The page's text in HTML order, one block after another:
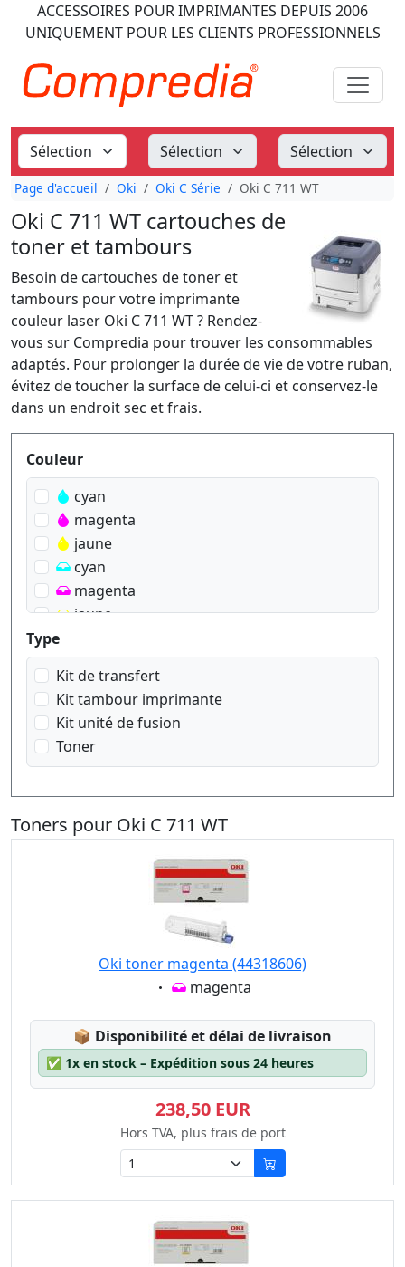
ACCESSOIRES POUR IMPRIMANTES DEPUIS 2006
UNIQUEMENT POUR LES CLIENTS PROFESSIONNELS
Page d'accueil Oki Oki C Série Oki C 711 WT
Oki C 711 WT cartouches de
toner et tambours
Besoin de cartouches de toner et
tambours pour votre imprimante
couleur laser Oki C 711 WT ? Rendez-
vous sur Compredia pour trouver les consommables
adaptés. Pour prolonger la durée de vie de votre ruban,
évitez de toucher la surface de celui-ci et conservez-le
dans un endroit sec et frais.
Produktfilter
Couleur
cyan
magenta
jaune
cyan
magenta
jaune
Type
Kit de transfert
Kit tambour imprimante
Kit unité de fusion
Toner
Toners pour Oki C 711 WT
Oki toner magenta (44318606)
Eigenschaft:
magenta
📦 Lagerstatus:
Disponibilité et délai de livraison
✅ 1x en stock – Expédition sous 24 heures
238,50 EUR
Hors TVA, plus frais de port